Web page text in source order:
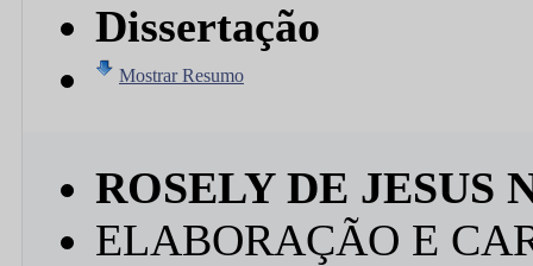
Dissertação
Mostrar Resumo
ROSELY DE JESUS
ELABORAÇÃO E